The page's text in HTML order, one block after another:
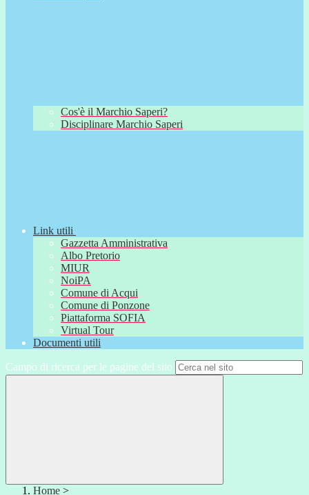
Cos'è il Marchio Saperi?
Disciplinare Marchio Saperi
Link utili
Gazzetta Amministrativa
Albo Pretorio
MIUR
NoiPA
Comune di Acqui
Comune di Ponzone
Piattaforma SOFIA
Virtual Tour
Documenti utili
Campo di ricerca per le pagine del sito
Home >